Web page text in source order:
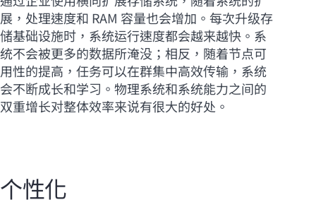
展，处理速度和 RAM 容量也会增加。每次升级存
储基础设施时，系统运行速度都会越来越快。系
统不会被更多的数据所淹没；相反，随着节点可
用性的提高，任务可以在群集中高效传输，系统
会不断成长和学习。物理系统和系统能力之间的
双重增长对整体效率来说有很大的好处。
个性化